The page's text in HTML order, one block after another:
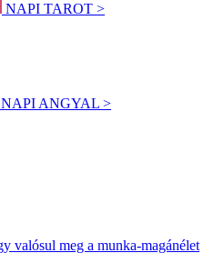
NAPI TAROT >
NAPI ANGYAL >